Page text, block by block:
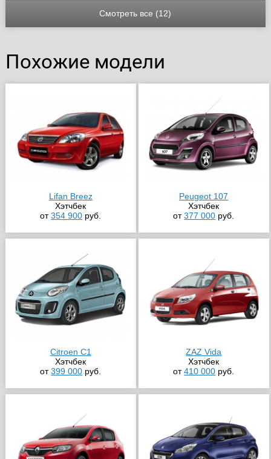
Смотреть все (12)
Похожие модели
Lifan Breez
Хэтчбек
от354 900 руб.
Peugeot 107
Хэтчбек
от377 000 руб.
Citroen C1
Хэтчбек
от399 000 руб.
ZAZ Vida
Хэтчбек
от410 000 руб.